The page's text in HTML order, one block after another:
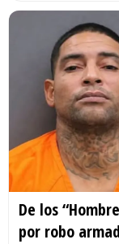
De los
por robo